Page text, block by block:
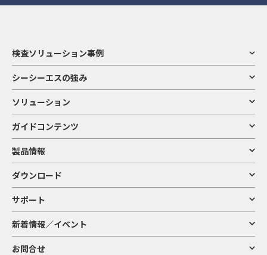
検査ソリューション事例
シーシーエスの強み
ソリューション
ガイドコンテンツ
製品情報
ダウンロード
サポート
新着情報／イベント
お問合せ